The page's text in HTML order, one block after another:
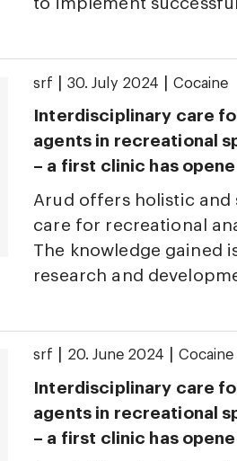
srf 30. July 2024 Cocaine
Interdisciplinary care
agents in recreational
– a first clinic has
Arud offers holistic and
care for recreational
The knowledge gained
research and
srf 20. June 2024 Cocaine
Interdisciplinary care
agents in recreational
– a first clinic has